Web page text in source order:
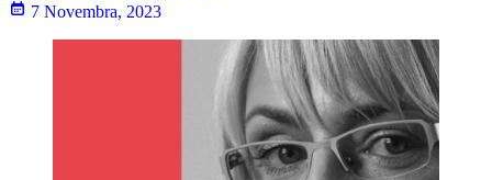
7 Novembra, 2023